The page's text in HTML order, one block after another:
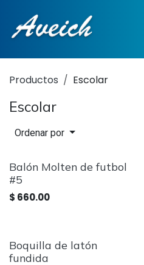
Productos Escolar
Escolar
Ordenar por
Balón Molten de futbol
#5
$ 660.00
Boquilla de latón
fundida